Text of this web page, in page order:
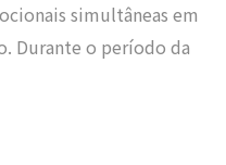
simultâneas em
Durante o período da